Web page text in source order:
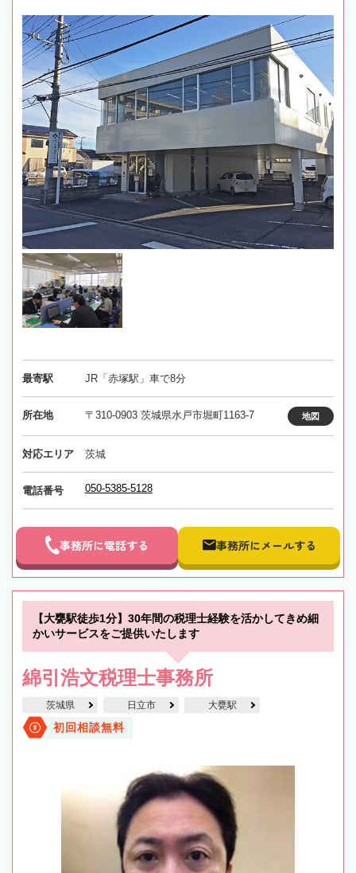
最寄駅 JR「赤塚駅」車で8分
所在地 〒310-0903 茨城県水戸市堀町1163-7 地図
対応エリア 茨城
電話番号 050-5385-5128
事務所に電話する 事務所にメールする
【大甕駅徒歩1分】30年間の税理士経験を活かしてきめ細
かいサービスをご提供いたします
綿引浩文税理士事務所
茨城県 日立市 大甕駅
初回相談無料